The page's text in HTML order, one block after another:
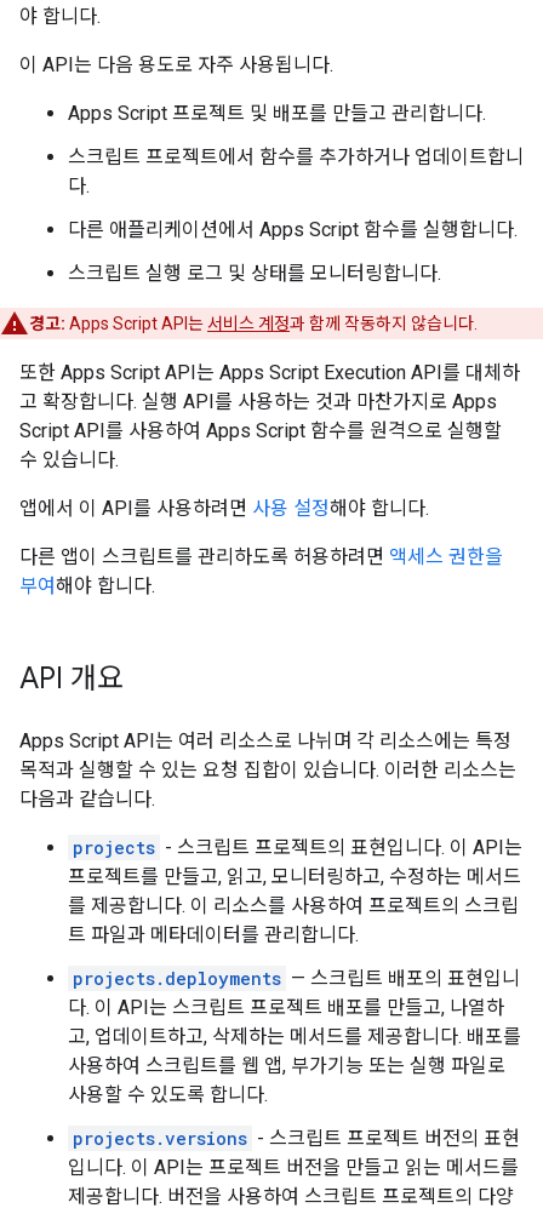
야 합니다.
이 API는 다음 용도로 자주 사용됩니다.
Apps Script 프로젝트 및 배포를 만들고 관리합니다.
스크립트 프로젝트에서 함수를 추가하거나 업데이트합니
다.
다른 애플리케이션에서 Apps Script 함수를 실행합니다.
스크립트 실행 로그 및 상태를 모니터링합니다.
경고: Apps Script API는 서비스 계정과 함께 작동하지 않습니다.
또한 Apps Script API는 Apps Script Execution API를 대체하
고 확장합니다. 실행 API를 사용하는 것과 마찬가지로 Apps
Script API를 사용하여 Apps Script 함수를 원격으로 실행할
수 있습니다.
앱에서 이 API를 사용하려면 사용 설정해야 합니다.
다른 앱이 스크립트를 관리하도록 허용하려면 액세스 권한을
부여 해야 합니다.
API 개요
Apps Script API는 여러 리소스로 나뉘며 각 리소스에는 특정
목적과 실행할 수 있는 요청 집합이 있습니다. 이러한 리소스는
다음과 같습니다.
projects - 스크립트 프로젝트의 표현입니다. 이 API는
프로젝트를 만들고, 읽고, 모니터링하고, 수정하는 메서드
를 제공합니다. 이 리소스를 사용하여 프로젝트의 스크립
트 파일과 메타데이터를 관리합니다.
projects.deployments — 스크립트 배포의 표현입니
다. 이 API는 스크립트 프로젝트 배포를 만들고, 나열하
고, 업데이트하고, 삭제하는 메서드를 제공합니다. 배포를
사용하여 스크립트를 웹 앱, 부가기능 또는 실행 파일로
사용할 수 있도록 합니다.
projects.versions - 스크립트 프로젝트 버전의 표현
입니다. 이 API는 프로젝트 버전을 만들고 읽는 메서드를
제공합니다. 버전을 사용하여 스크립트 프로젝트의 다양